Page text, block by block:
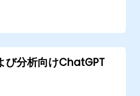
動チャットボットを開発
合わせに対応可能にす
場においてChatGPTを
び分析向けChatGPT